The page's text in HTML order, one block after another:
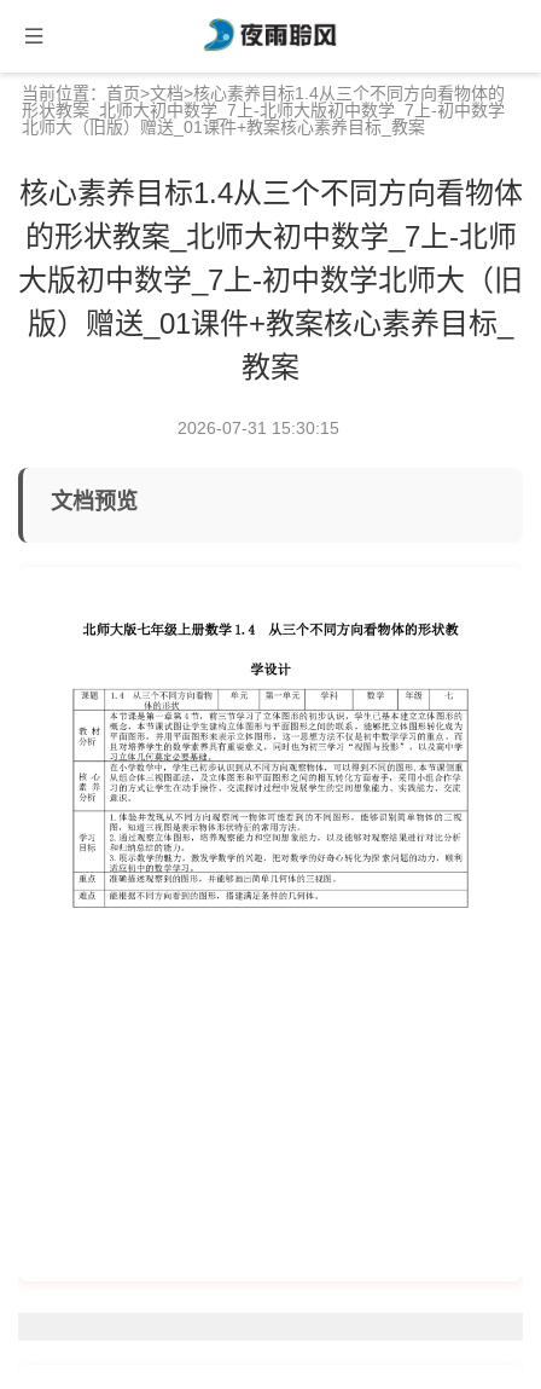
当前位置： 首页>文档>核心素养目标1.4从三个不同方向看物体的
形状教案_北师大初中数学_7上-北师大版初中数学_7上-初中数学
北师大（旧版）赠送_01课件+教案核心素养目标_教案
核心素养目标1.4从三个不同方向看物体
的形状教案_北师大初中数学_7上-北师
大版初中数学_7上-初中数学北师大（旧
版）赠送_01课件+教案核心素养目标_
教案
2026-07-31 15:30:15
文档预览